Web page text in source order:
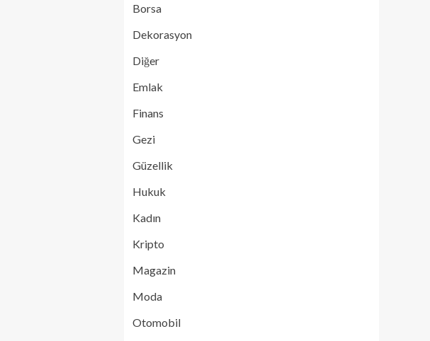
Borsa
Dekorasyon
Diğer
Emlak
Finans
Gezi
Güzellik
Hukuk
Kadın
Kripto
Magazin
Moda
Otomobil